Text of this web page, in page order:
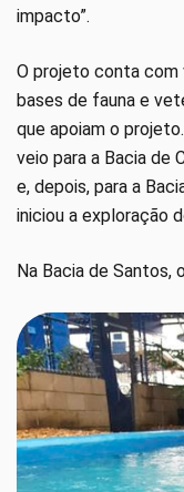
impacto”.
O projeto conta com
bases de fauna e
que apoiam o
veio para a Bacia de
e, depois, para a
iniciou a exploração
Na Bacia de Santos,